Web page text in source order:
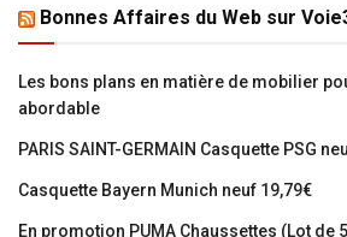
Bonnes Affaires du Web sur
Les bons plans en matière de mobilier
abordable
PARIS SAINT-GERMAIN Casquette PSG
Casquette Bayern Munich neuf 19,79€
En promotion PUMA Chaussettes (Lot de